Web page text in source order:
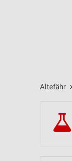
Altefähr